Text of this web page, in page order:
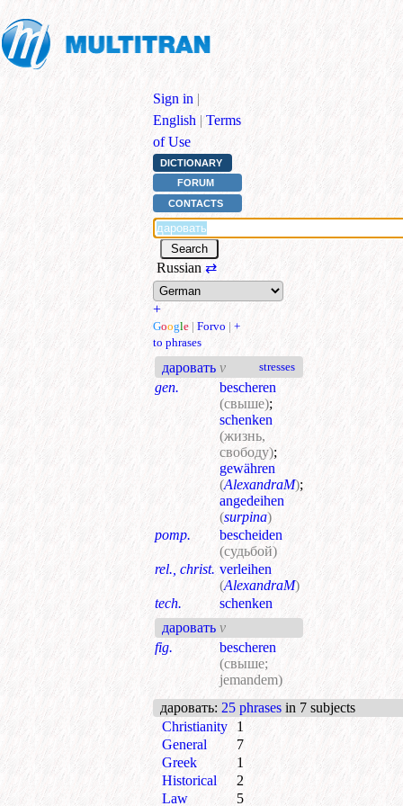
Sign in |
English | Terms
of Use
DICTIONARY
FORUM
CONTACTS
Russian ⇄
+
Google | Forvo | +
to phrases
даровать v stresses
gen.
bescheren
(свыше);
schenken
(жизнь,
свободу);
gewähren
(AlexandraM);
angedeihen
(surpina)
pomp.
bescheiden
(судьбой)
rel., christ. verleihen
(AlexandraM)
tech.
schenken
даровать v
fig.
bescheren
(свыше;
jemandem)
даровать: 25 phrases in 7 subjects
Christianity
1
General
7
Greek
1
Historical
2
Law
5